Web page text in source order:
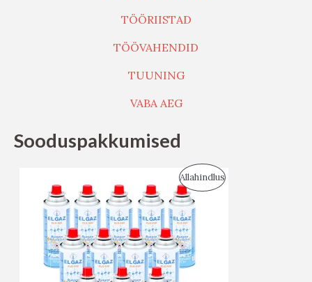
TÖÖRIISTAD
TÖÖVAHENDID
TUUNING
VABA AEG
Sooduspakkumised
AllahindlusS